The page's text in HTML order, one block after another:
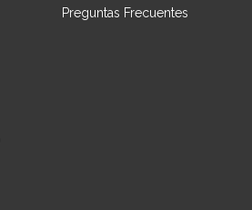
Preguntas Frecuentes